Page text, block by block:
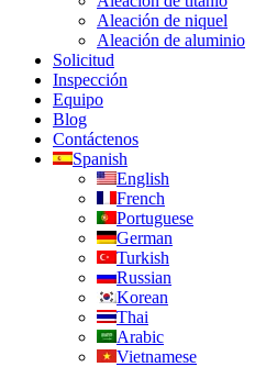
Aleación de niquel
Aleación de aluminio
Solicitud
Inspección
Equipo
Blog
Contáctenos
Spanish
English
French
Portuguese
German
Turkish
Russian
Korean
Thai
Arabic
Vietnamese